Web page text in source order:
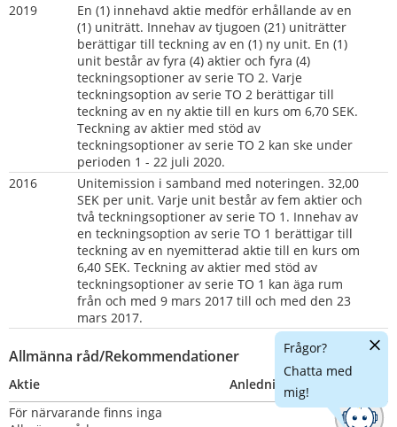
2019
En (1) innehavd aktie medför erhållande av en
(1) uniträtt. Innehav av tjugoen (21) uniträtter
berättigar till teckning av en (1) ny unit. En (1)
unit består av fyra (4) aktier och fyra (4)
teckningsoptioner av serie TO 2. Varje
teckningsoption av serie TO 2 berättigar till
teckning av en ny aktie till en kurs om 6,70 SEK.
Teckning av aktier med stöd av
teckningsoptioner av serie TO 2 kan ske under
perioden 1 - 22 juli 2020.
2016
Unitemission i samband med noteringen. 32,00
SEK per unit. Varje unit består av fem aktier och
två teckningsoptioner av serie TO 1. Innehav av
en teckningsoption av serie TO 1 berättigar till
teckning av en nyemitterad aktie till en kurs om
6,40 SEK. Teckning av aktier med stöd av
teckningsoptioner av serie TO 1 kan äga rum
från och med 9 mars 2017 till och med den 23
mars 2017.
Allmänna råd/Rekommendationer
Aktie Anledning
För närvarande finns inga
Frågor?
Chatta med
mig!
Dölj